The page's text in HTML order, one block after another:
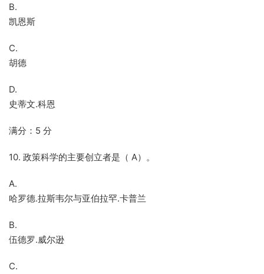
B.
凯恩斯
C.
胡德
D.
史蒂文.科恩
满分：5 分
10. 政策科学的主要创立者是（ A）。
A.
哈罗德.拉斯韦尔与亚伯拉罕.卡普兰
B.
伍德罗.威尔逊
C.